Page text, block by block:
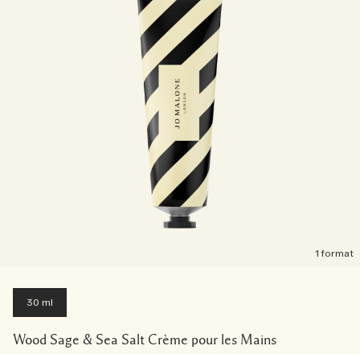
1 format
30 ml
Wood Sage & Sea Salt Crème pour les Mains